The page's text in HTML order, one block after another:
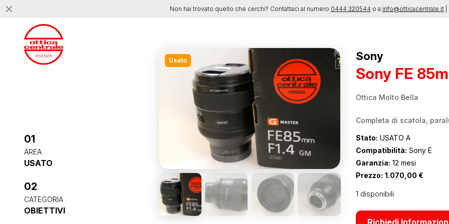
01
AREA
USATO
02
CATEGORIA
OBIETTIVI
Usato Sony
Sony FE
Ottica Molto Bella
Completa di scatola,
Stato: USATO A
Compatibilità: Sony E
Garanzia: 12 mesi
Prezzo: 1.070,00 €
1 disponibili
Richiedi
Non hai trovato quello che cerchi? Contattaci al numero 0444 320544 o a info@otticacentrale.it|